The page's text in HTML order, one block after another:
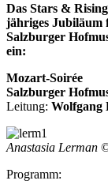
Das Stars &
jähriges Jubiläum
Salzburger
ein:
Mozart-Soirée
Salzburger
Leitung: Wolfgang
Anastasia Lerman
Programm: